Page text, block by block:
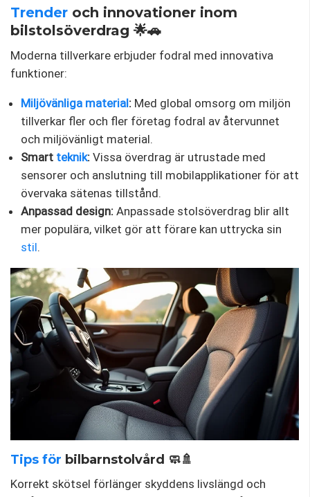
Trender och innovationer inom
bilstolsöverdrag 🌟🚗
Moderna tillverkare erbjuder fodral med innovativa
funktioner:
Miljövänliga material: Med global omsorg om miljön
tillverkar fler och fler företag fodral av återvunnet
och miljövänligt material.
Smart teknik: Vissa överdrag är utrustade med
sensorer och anslutning till mobilapplikationer för att
övervaka sätenas tillstånd.
Anpassad design: Anpassade stolsöverdrag blir allt
mer populära, vilket gör att förare kan uttrycka sin
stil.
Tips för bilbarnstolvård 🧼🚿
Korrekt skötsel förlänger skyddens livslängd och